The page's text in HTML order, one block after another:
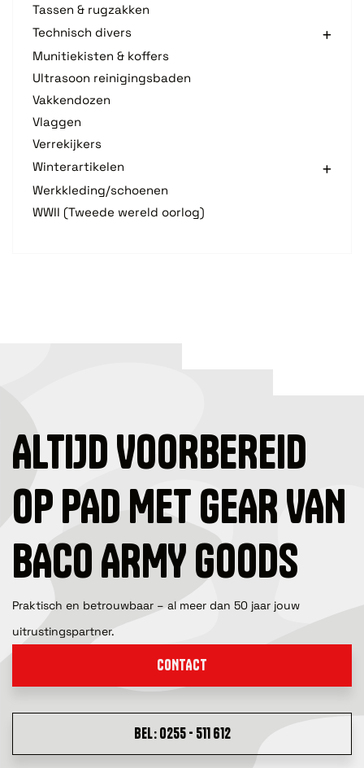
Tassen & rugzakken
Technisch divers
Munitiekisten & koffers
Ultrasoon reinigingsbaden
Vakkendozen
Vlaggen
Verrekijkers
Winterartikelen
Werkkleding/schoenen
WWII (Tweede wereld oorlog)
ALTIJD VOORBEREID
OP PAD MET GEAR VAN
BACO ARMY GOODS
Praktisch en betrouwbaar – al meer dan 50 jaar jouw
uitrustingspartner.
CONTACT
BEL: 0255 - 511 612